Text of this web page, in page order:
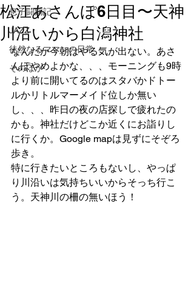
息子闘病記
JAZZ
徒然なるママンの日常
そのほか
松江あさんぽ6日目〜天神
川沿いから白潟神社
なんだか今朝はやる気が出ない。あさ
んぽやめよかな、、、モーニングも9時
より前に開いてるのはスタバかドトー
ルかリトルマーメイド位しか無い
し、、、昨日の夜の店探しで疲れたの
かも。神社だけどこか近くにお詣りし
に行くか。Google mapは見ずにそぞろ
歩き。
特に行きたいところもないし、やっぱ
り川沿いは気持ちいいからそっち行こ
う。天神川の柵の無いほう！